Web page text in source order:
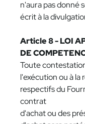
n'aura pas donné
écrit à la
Article 8 - LOI
DE
Toute
l'exécution ou à la
respectifs du
contrat
d'achat ou des